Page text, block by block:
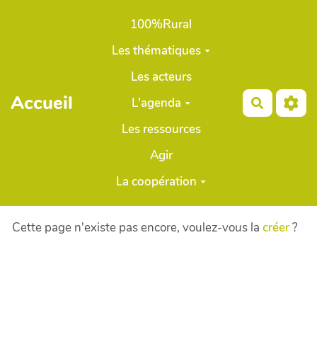
Aller au contenu principal
Accueil
100%Rural
Les thématiques
Les acteurs
L'agenda
Les ressources
Agir
La coopération
Cette page n'existe pas encore, voulez-vous la créer?